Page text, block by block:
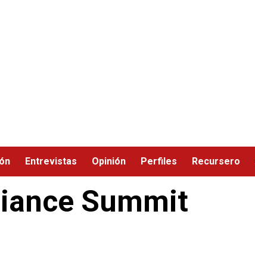
Entrevistas Opinión Perfiles Recursero
Summit